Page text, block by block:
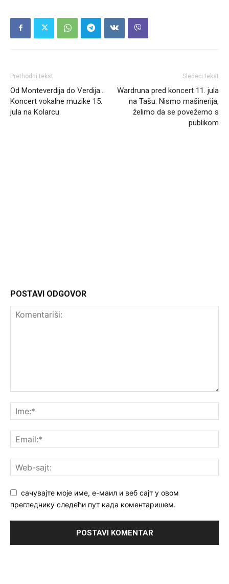
Prethodni tekst
Od Monteverdija do Verdija…
Koncert vokalne muzike 15.
jula na Kolarcu
Sledeći tekst
Wardruna pred koncert 11. jula
na Tašu: Nismo mašinerija,
želimo da se povežemo s
publikom
POSTAVI ODGOVOR
сачувајте моје име, е-маил и веб сајт у овом
прегледнику следећи пут када коментаришем.